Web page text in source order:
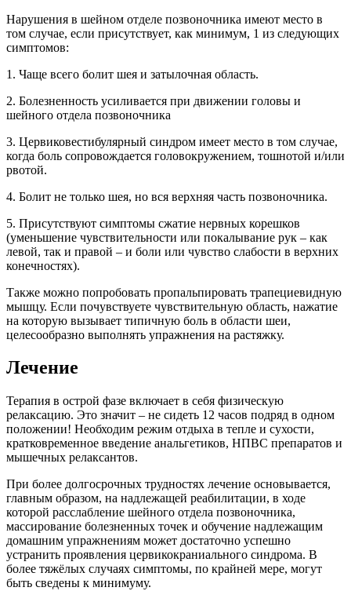
Нарушения в шейном отделе позвоночника имеют место в
том случае, если присутствует, как минимум, 1 из следующих
симптомов:
1. Чаще всего болит шея и затылочная область.
2. Болезненность усиливается при движении головы и
шейного отдела позвоночника
3. Цервиковестибулярный синдром имеет место в том случае,
когда боль сопровождается головокружением, тошнотой и/или
рвотой.
4. Болит не только шея, но вся верхняя часть позвоночника.
5. Присутствуют симптомы сжатие нервных корешков
(уменьшение чувствительности или покалывание рук – как
левой, так и правой – и боли или чувство слабости в верхних
конечностях).
Также можно попробовать пропальпировать трапециевидную
мышцу. Если почувствуете чувствительную область, нажатие
на которую вызывает типичную боль в области шеи,
целесообразно выполнять упражнения на растяжку.
Лечение
Терапия в острой фазе включает в себя физическую
релаксацию. Это значит – не сидеть 12 часов подряд в одном
положении! Необходим режим отдыха в тепле и сухости,
кратковременное введение анальгетиков, НПВС препаратов и
мышечных релаксантов.
При более долгосрочных трудностях лечение основывается,
главным образом, на надлежащей реабилитации, в ходе
которой расслабление шейного отдела позвоночника,
массирование болезненных точек и обучение надлежащим
домашним упражнениям может достаточно успешно
устранить проявления цервикокраниального синдрома. В
более тяжёлых случаях симптомы, по крайней мере, могут
быть сведены к минимуму.